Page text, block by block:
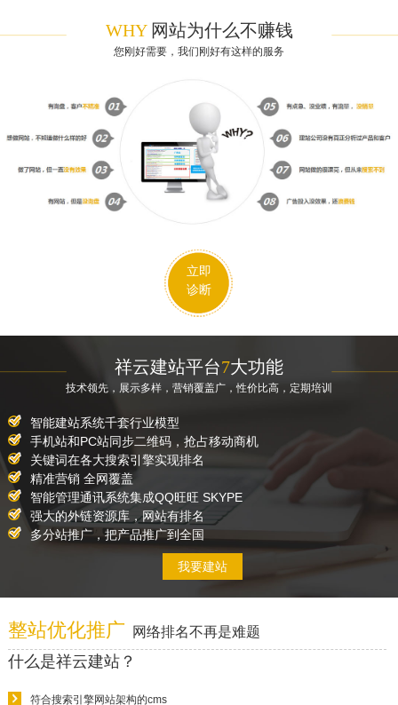
WHY网站为什么不赚钱
您刚好需要，我们刚好有这样的服务
立即
诊断
祥云建站平台7大功能
技术领先，展示多样，营销覆盖广，性价比高，定期培训
智能建站系统千套行业模型
手机站和PC站同步二维码，抢占移动商机
关键词在各大搜索引擎实现排名
精准营销 全网覆盖
智能管理通讯系统集成QQ旺旺 SKYPE
强大的外链资源库，网站有排名
多分站推广，把产品推广到全国
我要建站
整站优化推广 网络排名不再是难题
什么是祥云建站？
符合搜索引擎网站架构的cms